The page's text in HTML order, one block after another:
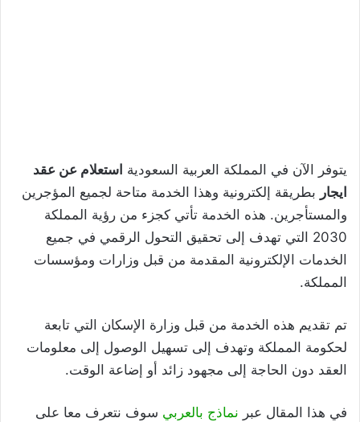
يتوفر الآن في المملكة العربية السعودية استعلام عن عقد
ايجار بطريقة إلكترونية وهذا الخدمة متاحة لجميع المؤجرين
والمستأجرين. هذه الخدمة تأتي كجزء من رؤية المملكة
2030 التي تهدف إلى تحقيق التحول الرقمي في جميع
الخدمات الإلكترونية المقدمة من قبل وزارات ومؤسسات
المملكة.
تم تقديم هذه الخدمة من قبل وزارة الإسكان التي تابعة
لحكومة المملكة وتهدف إلى تسهيل الوصول إلى معلومات
العقد دون الحاجة إلى مجهود زائد أو إضاعة الوقت.
في هذا المقال عبر نماذج بالعربي سوف نتعرف معا على